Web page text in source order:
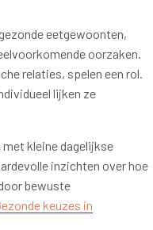
eetgewoonten,
oorzaken.
relaties, spelen een rol.
lijken ze
kleine dagelijkse
inzichten over hoe
bewuste
keuzes in